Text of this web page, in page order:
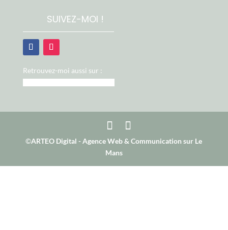
SUIVEZ-MOI !
Retrouvez-moi aussi sur :
©ARTEO Digital - Agence Web & Communication sur Le
Mans